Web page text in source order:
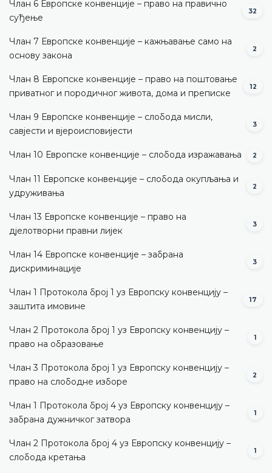
Члан 6 Европске конвенције – право на правично
суђење
32
Члан 7 Европске конвенције – кажњавање само на
основу закона
2
Члан 8 Европске конвенције – право на поштовање
приватног и породичног живота, дома и преписке
12
Члан 9 Европске конвенције – слобода мисли,
савјести и вјероисповијести
3
Члан 10 Европске конвенције – слобода изражавања 2
Члан 11 Европске конвенције – слобода окупљања и
удруживања
2
Члан 13 Европске конвенције – право на
дјелотворни правни лијек
3
Члан 14 Европске конвенције – забрана
дискриминације
3
Члан 1 Протокола број 1 уз Европску конвенцију –
заштита имовине
17
Члан 2 Протокола број 1 уз Европску конвенцију –
право на образовање
1
Члан 3 Протокола број 1 уз Европску конвенцију –
право на слободне изборе
2
Члан 1 Протокола број 4 уз Европску конвенцију –
забрана дужничког затвора
1
Члан 2 Протокола број 4 уз Европску конвенцију –
слобода кретања
1